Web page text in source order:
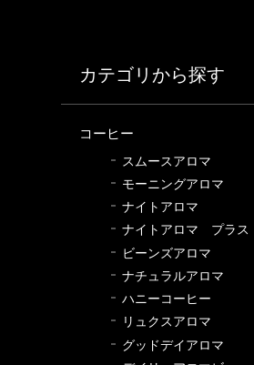
カテゴリから探す
コーヒー
スムースアロマ
モーニングアロマ
ナイトアロマ
ナイトアロマ プラス
ビーンズアロマ
ナチュラルアロマ
ハニーコーヒー
リュクスアロマ
グッドデイアロマ